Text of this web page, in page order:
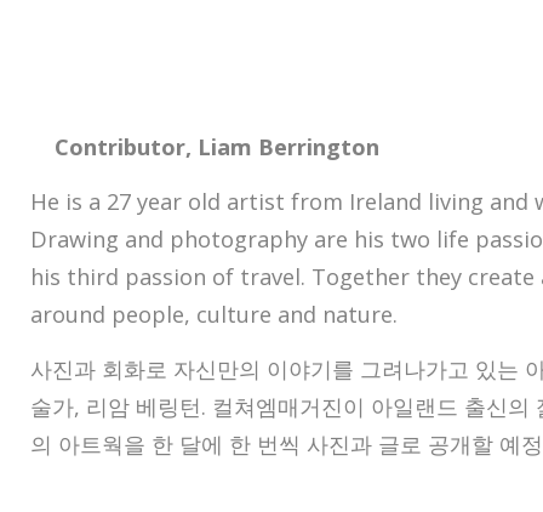
Contributor, Liam Berrington
He is a 27 year old artist from Ireland living and
Drawing and photography are his two life
his third passion of travel. Together they create
around people, culture and nature.
사진과 회화로 자신만의 이야기를 그려나가고 있는
술가, 리암 베링턴. 컬쳐엠매거진이 아일랜드 출신의
의 아트웍을 한 달에 한 번씩 사진과 글로 공개할 예